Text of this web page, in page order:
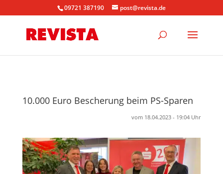
09721 387190 post@revista.de
10.000 Euro Bescherung beim PS-Sparen
vom 18.04.2023 - 19:04 Uhr